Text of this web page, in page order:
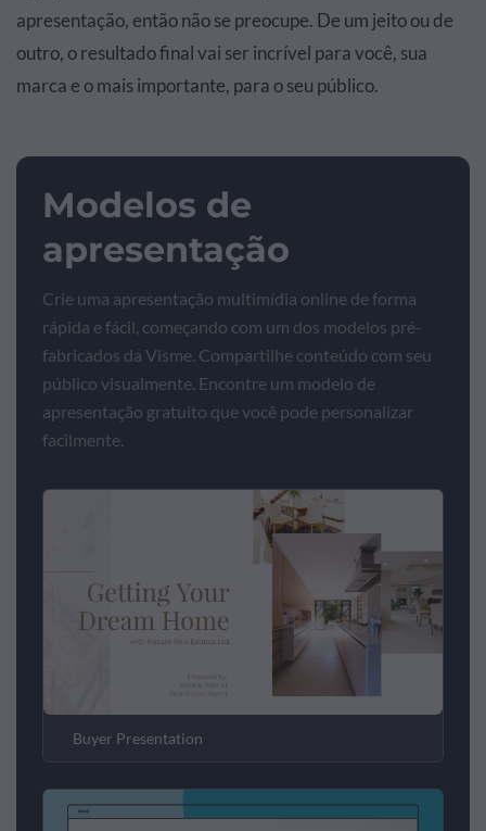
apresentação, então não se preocupe. De um jeito ou de
outro, o resultado final vai ser incrível para você, sua
marca e o mais importante, para o seu público.
Modelos de
apresentação
Crie uma apresentação multimídia online de forma
rápida e fácil, começando com um dos modelos pré-
fabricados da Visme. Compartilhe conteúdo com seu
público visualmente. Encontre um modelo de
apresentação gratuito que você pode personalizar
facilmente.
Buyer Presentation